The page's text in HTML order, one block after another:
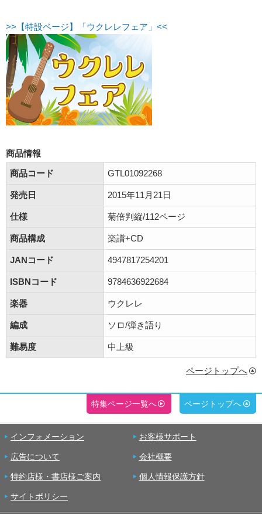
>>【特設ページ】「ウクレレフェア」<<
商品情報
商品コード
GTL01092268
発売日 2015年11月21日
仕様 菊倍判縦/112ページ
商品構成 楽譜+CD
JANコード 4947817254201
ISBNコード 9784636922684
楽器 ウクレレ
編成 ソロ/弾き語り
難易度 中上級
ページトップへ
特集ページ一覧へ ページトップへ
インフォメーション お客様サポート
広告について 会社概要
特約店様・書店様ご案内 個人情報保護方針
サイトポリシー